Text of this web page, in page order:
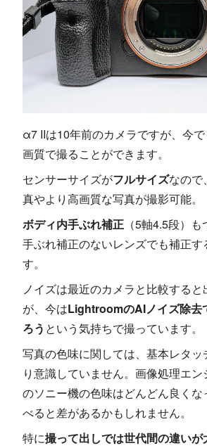
α7 IIは10年前のカメラですが、今
画質で撮ることができます。
センサーサイズがフルサイズなので
真やより高画質な写真が撮影可能。
ボディ内手ぶれ補正 （5軸4.5段）も
手ぶれ補正のないレンズでも補正す
す。
ノイズは最近のカメラと比較する
が、今はLightroomのAIノイズ除去
ろう という気持ちで撮っています。
写真の色味に関しては、基本レタッ
り意識していません。画像処理エ
のソニー機の色味はどんどん良く
べると差があるかもしれません。
特に撮って出しでは世代間の違いが